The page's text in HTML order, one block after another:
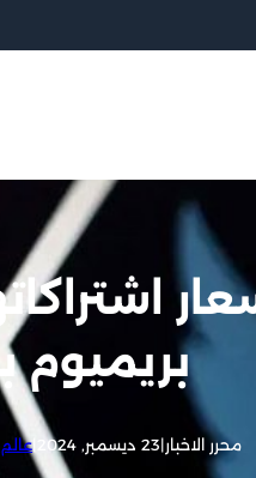
بريميوم
محرر الاخبار|23 ديسمبر, 2024 |